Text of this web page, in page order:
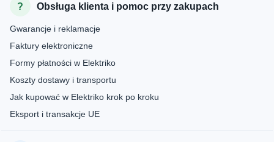
Obsługa klienta i pomoc przy zakupach
Gwarancje i reklamacje
Faktury elektroniczne
Formy płatności w Elektriko
Koszty dostawy i transportu
Jak kupować w Elektriko krok po kroku
Eksport i transakcje UE